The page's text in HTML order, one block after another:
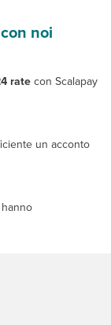
noi
rate con Scalapay
un acconto